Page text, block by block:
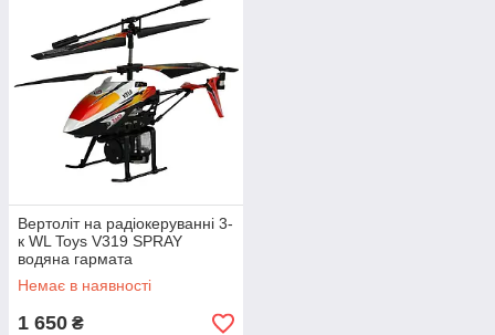
Вертоліт на радіокеруванні 3-
к WL Toys V319 SPRAY
водяна гармата
(жовтогарячий) MK official
Немає в наявності
1 650 ₴